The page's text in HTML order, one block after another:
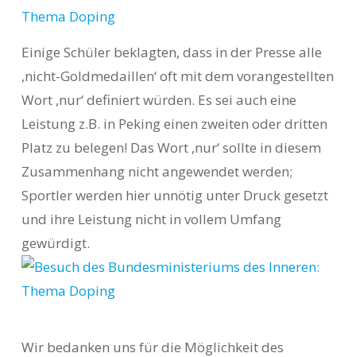
Einige Schüler beklagten, dass in der Presse alle
,nicht-Goldmedaillen‘ oft mit dem vorangestellten
Wort ,nur‘ definiert würden. Es sei auch eine
Leistung z.B. in Peking einen zweiten oder dritten
Platz zu belegen! Das Wort ,nur‘ sollte in diesem
Zusammenhang nicht angewendet werden;
Sportler werden hier unnötig unter Druck gesetzt
und ihre Leistung nicht in vollem Umfang
gewürdigt.
Wir bedanken uns für die Möglichkeit des